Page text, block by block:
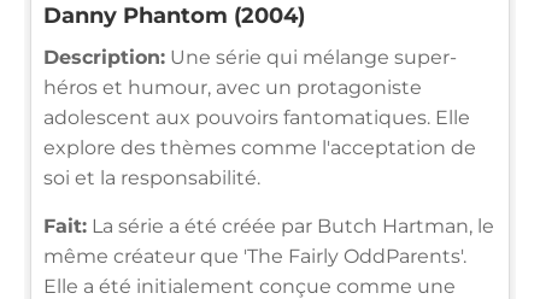
Danny Phantom (2004)
Description: Une série qui mélange super-
héros et humour, avec un protagoniste
adolescent aux pouvoirs fantomatiques. Elle
explore des thèmes comme l'acceptation de
soi et la responsabilité.
Fait: La série a été créée par Butch Hartman, le
même créateur que 'The Fairly OddParents'.
Elle a été initialement conçue comme une